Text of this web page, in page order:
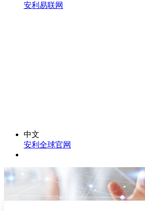
安利易联网
中文
安利全球官网